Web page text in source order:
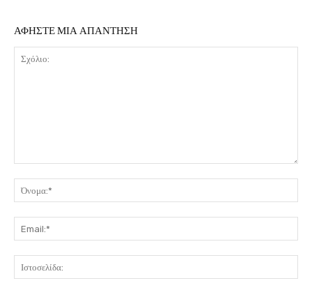
ΑΦΗΣΤΕ ΜΙΑ ΑΠΑΝΤΗΣΗ